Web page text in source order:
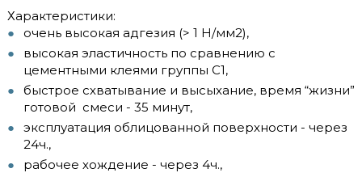
Характеристики:
очень высокая адгезия (> 1 H/мм2),
высокая эластичность по сравнению с
цементными клеями группы С1,
быстрое схватывание и высыхание, время “жизни”
готовой смеси - 35 минут,
эксплуатация облицованной поверхности - через
24ч.,
рабочее хождение - через 4ч.,